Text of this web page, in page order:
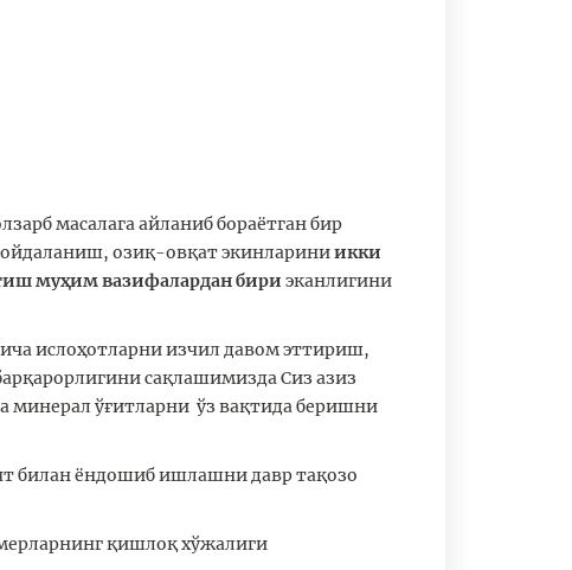
масалага айланиб бораётган бир
озиқ-овқат экинлариниикки
муҳим вазифалардан бири эканлигини
ислоҳотларни изчил давом эттириш,
сақлашимизда Сиз азиз
минерал ўғитларни ўз вақтида беришни
билан ёндошиб ишлашни давр тақозо
қишлоқ хўжалиги